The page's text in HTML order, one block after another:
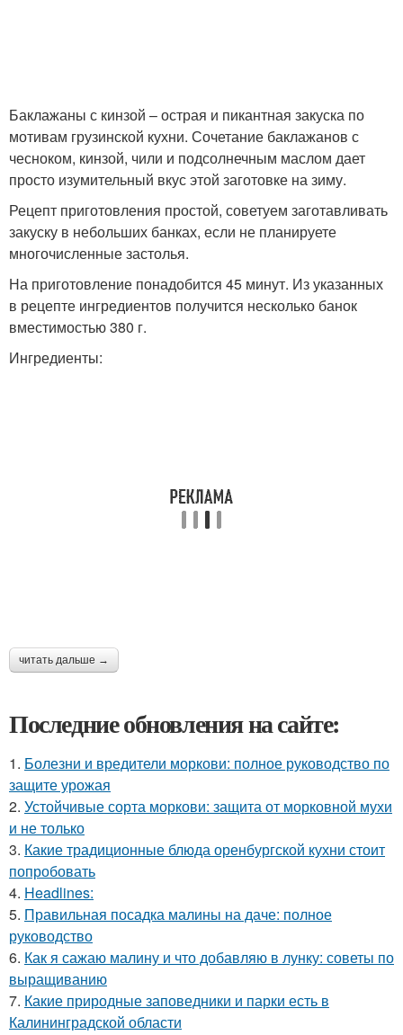
Баклажаны с кинзой – острая и пикантная закуска по
мотивам грузинской кухни. Сочетание баклажанов с
чесноком, кинзой, чили и подсолнечным маслом дает
просто изумительный вкус этой заготовке на зиму.
Рецепт приготовления простой, советуем заготавливать
закуску в небольших банках, если не планируете
многочисленные застолья.
На приготовление понадобится 45 минут. Из указанных
в рецепте ингредиентов получится несколько банок
вместимостью 380 г.
Ингредиенты:
читать дальше →
Последние обновления на сайте:
1. Болезни и вредители моркови: полное руководство по
защите урожая
2. Устойчивые сорта моркови: защита от морковной мухи
и не только
3. Какие традиционные блюда оренбургской кухни стоит
попробовать
4. Headlines:
5. Правильная посадка малины на даче: полное
руководство
6. Как я сажаю малину и что добавляю в лунку: советы по
выращиванию
7. Какие природные заповедники и парки есть в
Калининградской области